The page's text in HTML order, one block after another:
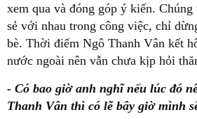
xem qua và đóng góp ý kiến.
sẻ với nhau trong công việc, chỉ
bè. Thời điểm Ngô Thanh Vân kết
nước ngoài nên vẫn chưa kịp hỏi
- Có bao giờ anh nghĩ nếu lúc đó
Thanh Vân thì có lẽ bây giờ mình